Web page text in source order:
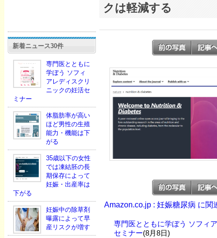
新着ニュース30件
専門医とともに
学ぼう ソフィ
アレディスクリ
ニックの妊活セ
ミナー
体脂肪率が高い
ほど男性の生殖
能力・機能は下
がる
35歳以下の女性
では凍結胚の長
期保存によって
妊娠・出産率は
下がる
妊娠中の除草剤
曝露によって早
産リスクが増す
クは軽減する
Amazon.co.jp : 妊娠糖尿病 に関
専門医とともに学ぼう ソフィ
セミナー(8月8日)